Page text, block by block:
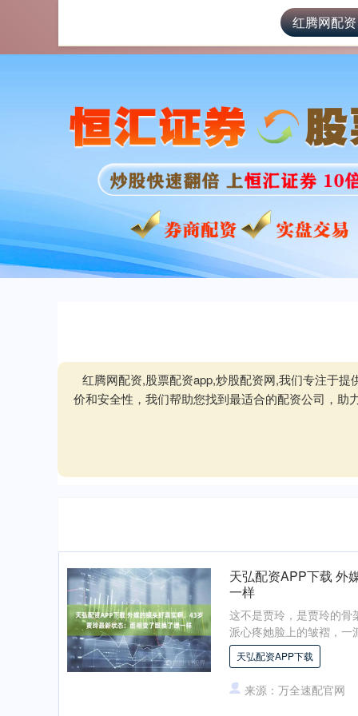
首页
红腾网配资,股票配资app,炒股配资网,我们专注于
价和安全性，我们帮助您找到最适合的配资公司，
红腾网配
天弘配资APP下载 外
一样
这不是贾玲，是贾玲的骨
派心疼她脸上的皱褶，一
天弘配资APP下载
来源：万全速配官网